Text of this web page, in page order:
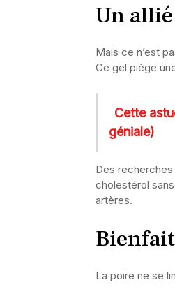
Un
Mais ce n’est
Ce gel piège
Cette
géniale)
Des recherches
cholestérol
artères.
La poire ne se